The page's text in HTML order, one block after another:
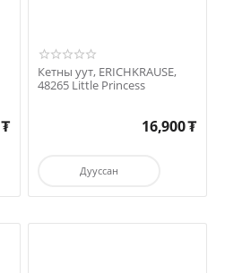
₮
Кетны уут, ERICHKRAUSE,
48265 Little Princess
16,900₮
Дууссан